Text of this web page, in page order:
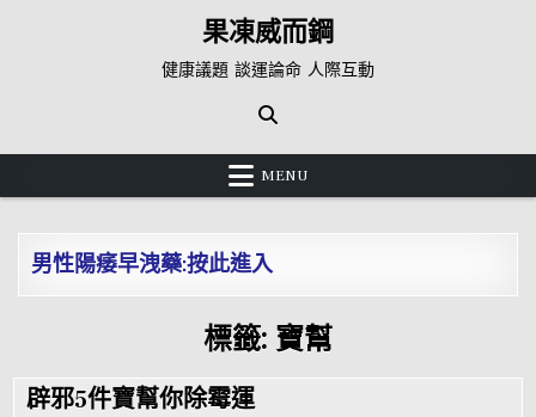
果凍威而鋼
健康議題 談運論命 人際互動
MENU
男性陽痿早洩藥:按此進入
標籤: 寶幫
辟邪5件寶幫你除霉運